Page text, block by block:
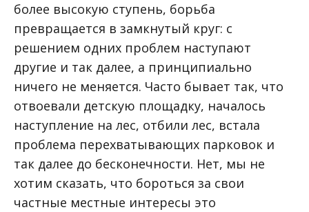
более высокую ступень, борьба
превращается в замкнутый круг: с
решением одних проблем наступают
другие и так далее, а принципиально
ничего не меняется. Часто бывает так, что
отвоевали детскую площадку, началось
наступление на лес, отбили лес, встала
проблема перехватывающих парковок и
так далее до бесконечности. Нет, мы не
хотим сказать, что бороться за свои
частные местные интересы это